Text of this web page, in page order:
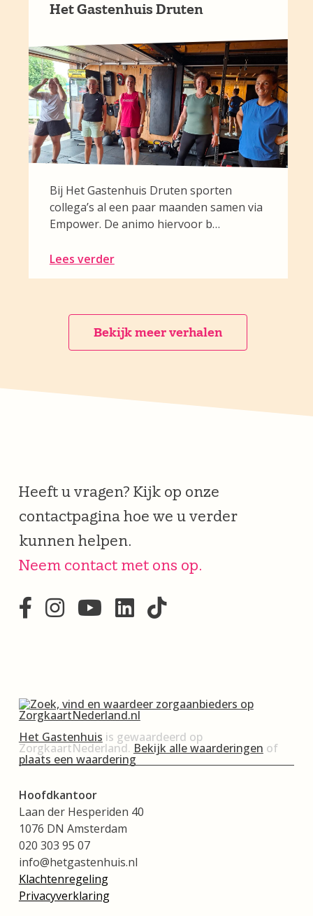
Het Gastenhuis Druten
Bij Het Gastenhuis Druten sporten
collega’s al een paar maanden samen via
Empower. De animo hiervoor b…
Lees verder
Bekijk meer verhalen
Heeft u vragen? Kijk op onze
contactpagina hoe we u verder
kunnen helpen.
Neem contact met ons op.
Het Gastenhuis is gewaardeerd op
ZorgkaartNederland. Bekijk alle waarderingen of
plaats een waardering
Hoofdkantoor
Laan der Hesperiden 40
1076 DN Amsterdam
020 303 95 07
info@hetgastenhuis.nl
Klachtenregeling
Privacyverklaring